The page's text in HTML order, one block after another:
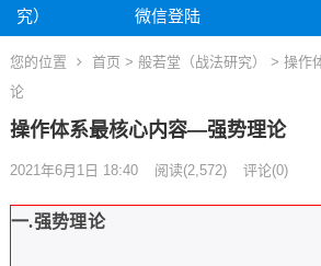
究）
微信登陆
您的位置 首页 > 般若堂（战法研究）
> 操作
论
操作体系最核心内容—强势理论
2021年6月1日 18:40 阅读(2,572) 评论(0)
一.强势理论